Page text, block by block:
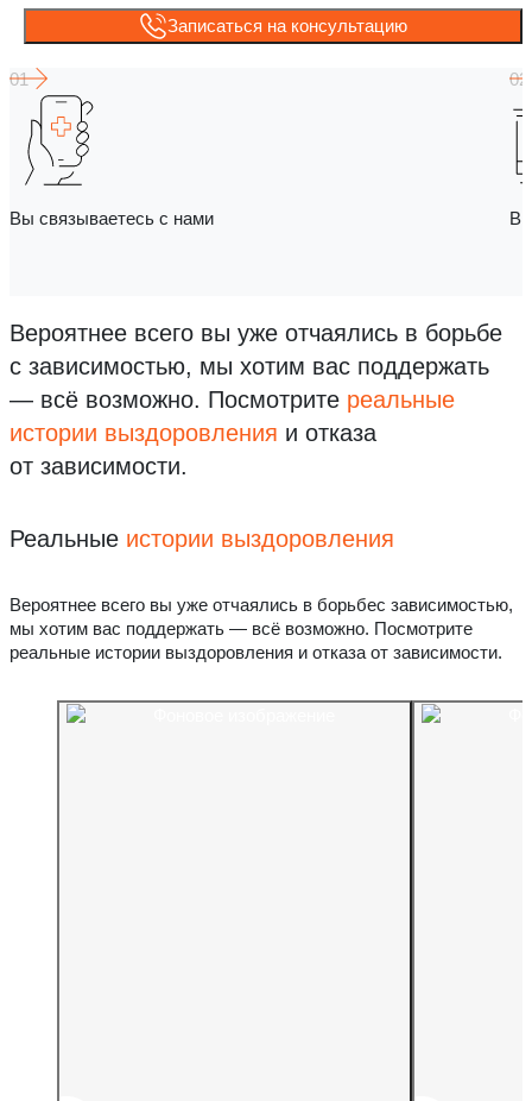
Записаться на консультацию
Вы связываетесь с нами
Вероятнее всего вы уже отчаялись в борьбе
с зависимостью, мы хотим вас поддержать
— всё возможно. Посмотрите реальные
истории выздоровления и отказа
от зависимости.
Реальные истории выздоровления
Вероятнее всего вы уже отчаялись в борьбес зависимостью,
мы хотим вас поддержать — всё возможно. Посмотрите
реальные истории выздоровления и отказа от зависимости.